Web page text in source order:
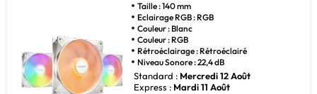
Taille : 140 mm
Eclairage RGB : RGB
Couleur : Blanc
Couleur : RGB
Rétroéclairage : Rétroéclairé
Niveau Sonore : 22,4 dB
Standard : Mercredi 12 Août
Express : Mardi 11 Août